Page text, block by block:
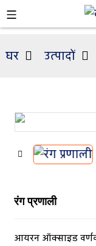
घर उत्पादों
रंग प्रणाली
आयरन ऑक्साइड